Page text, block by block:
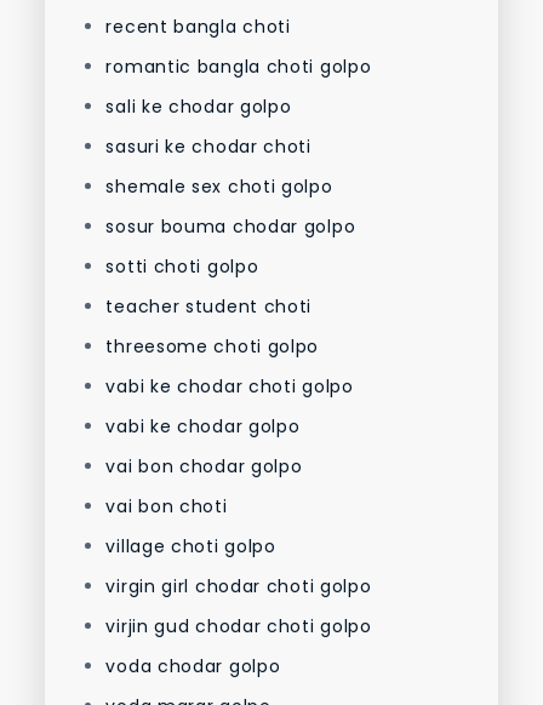
recent bangla choti
romantic bangla choti golpo
sali ke chodar golpo
sasuri ke chodar choti
shemale sex choti golpo
sosur bouma chodar golpo
sotti choti golpo
teacher student choti
threesome choti golpo
vabi ke chodar choti golpo
vabi ke chodar golpo
vai bon chodar golpo
vai bon choti
village choti golpo
virgin girl chodar choti golpo
virjin gud chodar choti golpo
voda chodar golpo